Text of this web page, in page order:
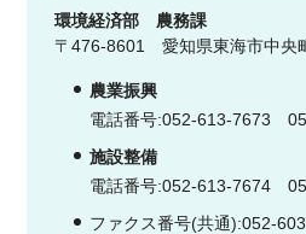
環境経済部 農務課
〒476-8601 愛知県東海市中央
農業振興
電話番号:052-613-7673
施設整備
電話番号:052-613-7674
ファクス番号(共通):052-